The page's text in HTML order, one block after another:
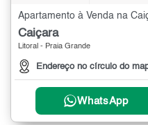
Apartamento à Venda na
Caiçara
Litoral - Praia Grande
Endereço no círculo do
WhatsApp